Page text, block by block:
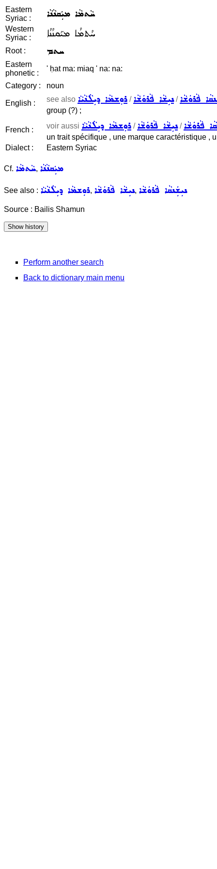
Eastern
Syriac :
ܚܵܬܡܵܐ ܡܝܲܩܢܵܢܵܐ
Western
Syriac :
ܚܳܬܡܳܐ ܡܝܰܩܢܳܢܳܐ
Root : ܚܬܡ
Eastern
phonetic :
' ḥat ma: miaq ' na: na:
Category : noun
English : see also ܪܘܼܫܡܵܐ ܕܝܼܠܵܢܵܝܵܐ /ܢܝܼܫܵܐ ܦܵܪܘܿܫܵܐ/ܦܵܪܘܿܫܵܐ
group (?) ;
French : voir aussi ܪܘܼܫܡܵܐ ܕܝܼܠܵܢܵܝܵܐ /ܢܝܼܫܵܐ ܦܵܪܘܿܫܵܐ/ܦܵܪܘܿܫܵܐ
un trait spécifique , une marque caractéristique ,
Dialect :
Eastern Syriac
Cf. ܚܵܬܡܵܐ, ܡܝܲܩܢܵܢܵܐ
See also : ܪܘܼܫܡܵܐ ܕܝܼܠܵܢܵܝܵܐ, ܢܝܼܫܵܐ ܦܵܪܘܿܫܵܐ, ܢܝܼܫܲܢܩܵܐ ܦܵܪܘܿܫܵܐ
Source : Bailis Shamun
Perform another search
Back to dictionary main menu